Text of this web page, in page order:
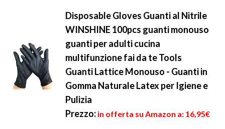
Disposable Gloves Guanti al Nitrile
WINSHINE 100pcs guanti monouso
guanti per adulti cucina
multifunzione fai da te Tools
Guanti Lattice Monouso - Guanti in
Gomma Naturale Latex per Igiene e
Pulizia
Prezzo: in offerta su Amazon a: 16,95€